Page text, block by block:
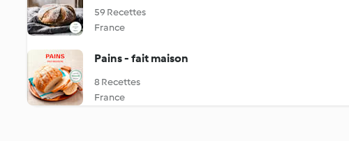
59 Recettes
France
Pains - fait maison
8 Recettes
France